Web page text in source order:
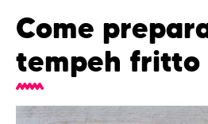
Come
tempeh fritto